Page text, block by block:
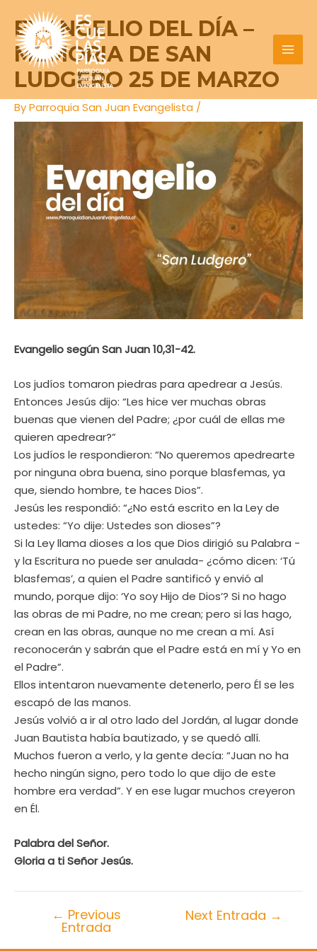
content
EVANGELIO DEL DÍA –
MEMORIA DE SAN
LUDGERO 25 DE MARZO
ByParroquia San Juan Evangelista /
Evangelio según San Juan 10,31-42.
Los judíos tomaron piedras para apedrear a Jesús.
Entonces Jesús dijo: “Les hice ver muchas obras
buenas que vienen del Padre; ¿por cuál de ellas me
quieren apedrear?”
Los judíos le respondieron: “No queremos apedrearte
por ninguna obra buena, sino porque blasfemas, ya
que, siendo hombre, te haces Dios”.
Jesús les respondió: “¿No está escrito en la Ley de
ustedes: “Yo dije: Ustedes son dioses”?
Si la Ley llama dioses a los que Dios dirigió su Palabra -
y la Escritura no puede ser anulada- ¿cómo dicen: ‘Tú
blasfemas’, a quien el Padre santificó y envió al
mundo, porque dijo: ‘Yo soy Hijo de Dios’? Si no hago
las obras de mi Padre, no me crean; pero si las hago,
crean en las obras, aunque no me crean a mí. Así
reconocerán y sabrán que el Padre está en mí y Yo en
el Padre”.
Ellos intentaron nuevamente detenerlo, pero Él se les
escapó de las manos.
Jesús volvió a ir al otro lado del Jordán, al lugar donde
Juan Bautista había bautizado, y se quedó allí.
Muchos fueron a verlo, y la gente decía: “Juan no ha
hecho ningún signo, pero todo lo que dijo de este
hombre era verdad”. Y en ese lugar muchos creyeron
en Él.
Palabra del Señor.
Gloria a ti Señor Jesús.
navigation
← Previous
Entrada
Next Entrada →